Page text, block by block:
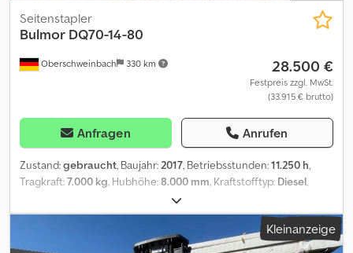
Oberschweinbach 330 km
Seitenstapler
Bulmor DQ70-14-80
28.500 €
Festpreis zzgl. MwSt.
(33.915 € brutto)
Anfragen Anrufen
Zustand:gebraucht, Baujahr:2017, Betriebsstunden:11.250 h,
Tragkraft:7.000 kg, Hubhöhe:8.000 mm, Kraftstofftyp: Diesel,
3.850 mm
Sonstige, Anbaugeräte: Zinkenverstellgerät, Sonderausstattung:
Heizung, STVZO, Vollkabine, Csdpfjy H Rblsx Al Aoha Kleinanzeige